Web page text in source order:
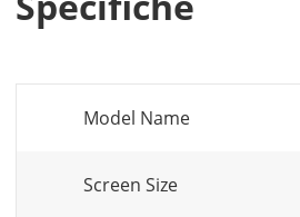
Model Name
Screen Size